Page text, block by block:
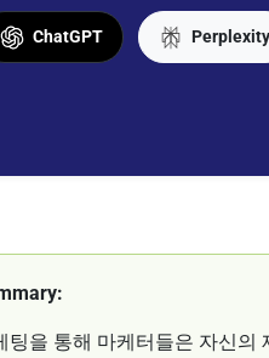
ChatGPT Perplexity
팅을 통해 마케터들은 자신